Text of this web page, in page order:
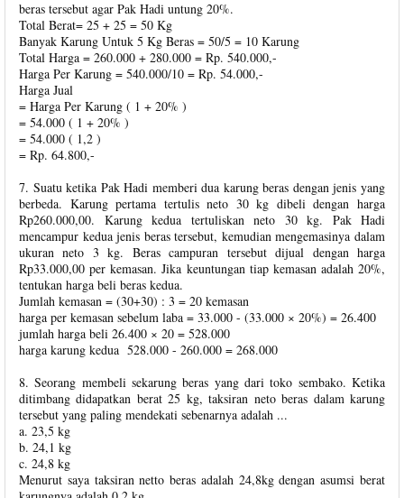
beras tersebut agar Pak Hadi untung 20%.
Total Berat= 25 + 25 = 50 Kg
Banyak Karung Untuk 5 Kg Beras = 50/5 = 10 Karung
Total Harga = 260.000 + 280.000 = Rp. 540.000,-
Harga Per Karung = 540.000/10 = Rp. 54.000,-
Harga Jual
= Harga Per Karung ( 1 + 20% )
= 54.000 ( 1 + 20% )
= 54.000 ( 1,2 )
= Rp. 64.800,-
7. Suatu ketika Pak Hadi memberi dua karung beras dengan jenis yang
berbeda. Karung pertama tertulis neto 30 kg dibeli dengan harga
Rp260.000,00. Karung kedua tertuliskan neto 30 kg. Pak Hadi
mencampur kedua jenis beras tersebut, kemudian mengemasinya dalam
ukuran neto 3 kg. Beras campuran tersebut dijual dengan harga
Rp33.000,00 per kemasan. Jika keuntungan tiap kemasan adalah 20%,
tentukan harga beli beras kedua.
Jumlah kemasan = (30+30) : 3 = 20 kemasan
harga per kemasan sebelum laba = 33.000 - (33.000 × 20%) = 26.400
jumlah harga beli 26.400 × 20 = 528.000
harga karung kedua 528.000 - 260.000 = 268.000
8. Seorang membeli sekarung beras yang dari toko sembako. Ketika
ditimbang didapatkan berat 25 kg, taksiran neto beras dalam karung
tersebut yang paling mendekati sebenarnya adalah ...
a. 23,5 kg
b. 24,1 kg
c. 24,8 kg
Menurut saya taksiran netto beras adalah 24,8kg dengan asumsi berat